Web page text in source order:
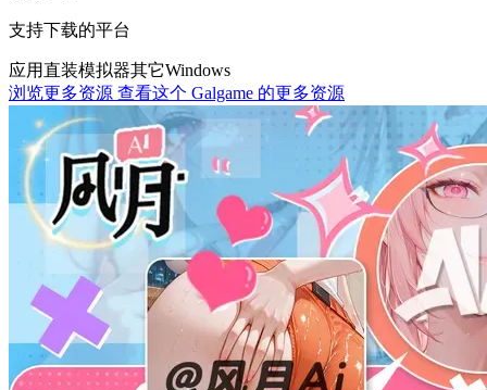
支持下载的平台
应用直装模拟器其它Windows
浏览更多资源 查看这个 Galgame 的更多资源